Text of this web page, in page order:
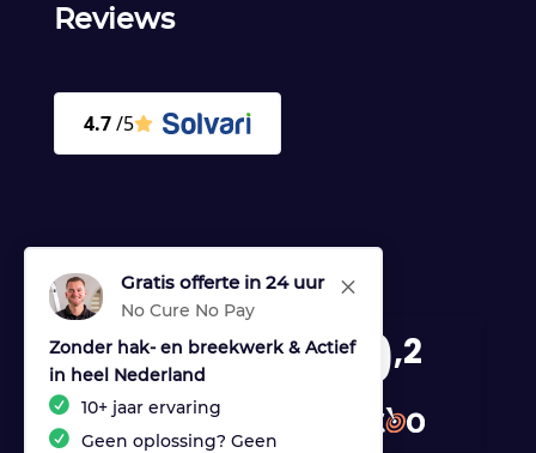
M
Gratis offerte in 24 uur
No Cure No Pay
Zonder hak- en breekwerk & Actief
in heel Nederland
10+ jaar ervaring
Geen oplossing? Geen
Reviews
9,2
provided by